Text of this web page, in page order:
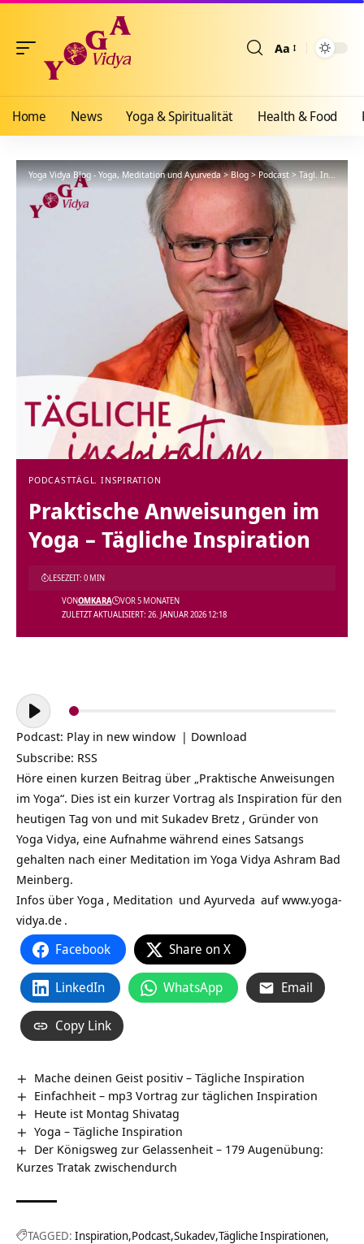
Aa
Home News Yoga & Spiritualität Health & Food
Yoga Vidya Blog - Yoga, Meditation und Ayurveda>Blog>Podcast>Tägl. Inspiration
PODCASTTÄGL. INSPIRATION
Praktische Anweisungen im
Yoga – Tägliche Inspiration
ZULETZT AKTUALISIERT: 26. JANUAR 2026 12:18
VONOMKARA VOR 5 MONATEN
LESEZEIT: 0 MIN
Audio-
Player
Podcast: Play in new window | Download
Subscribe: RSS
Höre einen kurzen Beitrag über „Praktische Anweisungen
im Yoga“. Dies ist ein kurzer Vortrag als Inspiration für den
heutigen Tag von und mit Sukadev Bretz , Gründer von
Yoga Vidya, eine Aufnahme während eines Satsangs
gehalten nach einer Meditation im Yoga Vidya Ashram Bad
Meinberg.
Infos über Yoga , Meditation und Ayurveda aufwww.yoga-
vidya.de .
Facebook Share on X
LinkedIn WhatsApp Email
Copy Link
Mache deinen Geist positiv – Tägliche Inspiration
Einfachheit – mp3 Vortrag zur täglichen Inspiration
Heute ist Montag Shivatag
Yoga – Tägliche Inspiration
Der Königsweg zur Gelassenheit – 179 Augenübung:
Kurzes Tratak zwischendurch
TAGGED: Inspiration Podcast Sukadev Tägliche Inspirationen